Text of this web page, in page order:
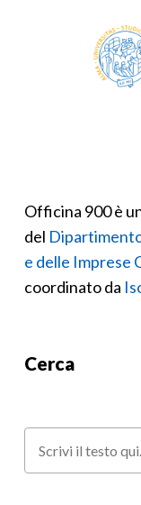
Officina 900 è
del
e delle Imprese
coordinato da
Cerca